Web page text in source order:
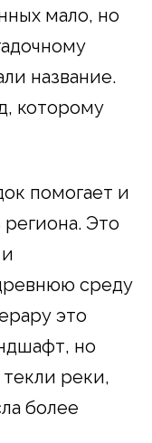
мало, но
название.
которому
помогает и
региона. Это
среду
это
но
реки,
более